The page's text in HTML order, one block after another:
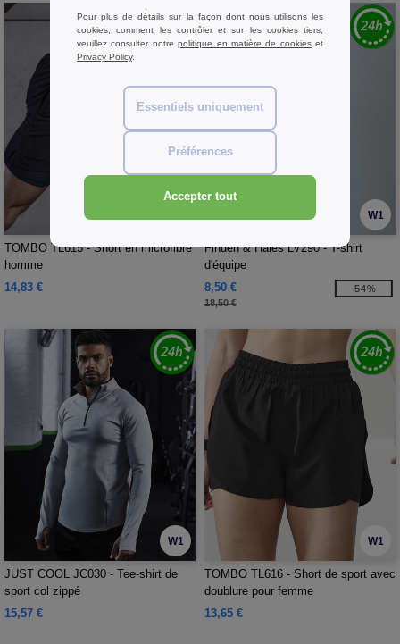
TOMBO TL615 - Short en microfibre
homme
14,83 €
W1
Finden & Hales LV290 - T-shirt
d'équipe
8,50 €
18,50 €
-54%
W1
JUST COOL JC030 - Tee-shirt de
sport col zippé
15,57 €
W1
TOMBO TL616 - Short de sport avec
doublure pour femme
13,65 €
Pour plus de détails sur la façon dont nous utilisons les
cookies, comment les contrôler et sur les cookies tiers,
veuillez consulter notrepolitique en matière de cookieset
Privacy Policy.
Essentiels uniquement
Préférences
Accepter tout